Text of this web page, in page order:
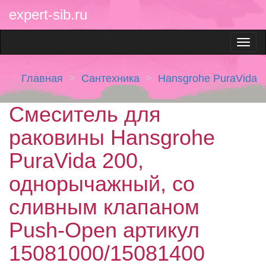
expert-sib.ru
Главная Сантехника Hansgrohe PuraVida
Смеситель для
раковины Hansgrohe
PuraVida 200,
однорычажный, со
сливным клапаном
Push-Open артикул
15081000/15081400